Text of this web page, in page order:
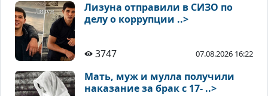
Лизуна отправили в СИЗО по
делу о коррупции ..>
3747 07.08.2026 16:22
Мать, муж и мулла получили
наказание за брак с 17- ..>